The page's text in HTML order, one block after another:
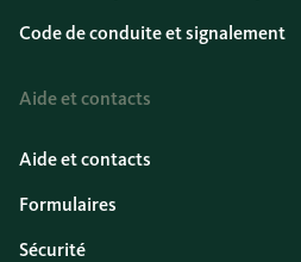
Code de conduite et signalement
Aide et contacts
Aide et contacts
Formulaires
Sécurité